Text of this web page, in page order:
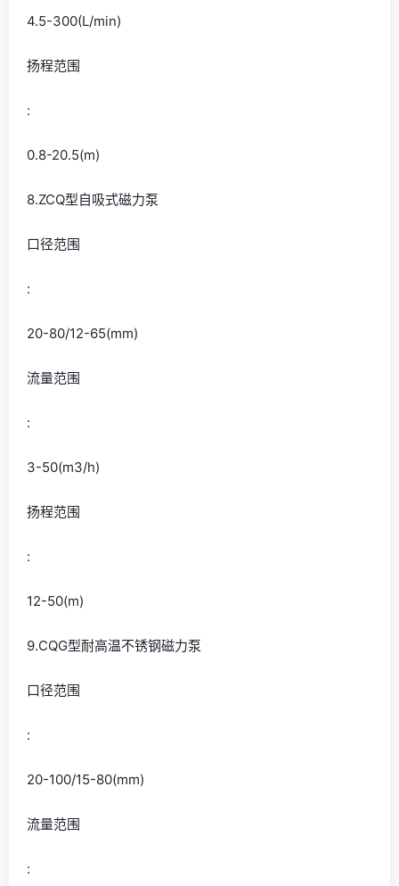
4.5-300(L/min)
扬程范围
:
0.8-20.5(m)
8.ZCQ型自吸式磁力泵
口径范围
:
20-80/12-65(mm)
流量范围
:
3-50(m3/h)
扬程范围
:
12-50(m)
9.CQG型耐高温不锈钢磁力泵
口径范围
:
20-100/15-80(mm)
流量范围
: